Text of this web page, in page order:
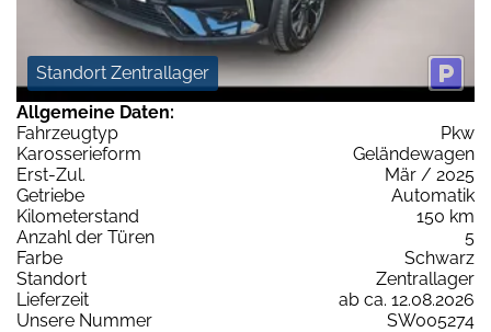
Standort Zentrallager
Allgemeine Daten:
Fahrzeugtyp
Pkw
Karosserieform
Geländewagen
Erst-Zul.
Mär / 2025
Getriebe
Automatik
Kilometerstand
150 km
Anzahl der Türen
5
Farbe
Schwarz
Standort
Zentrallager
Lieferzeit
ab ca. 12.08.2026
Unsere Nummer
SW005274